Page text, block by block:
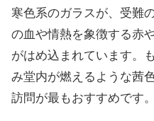
寒色系のガラスが、受難
の血や情熱を象徴する赤
がはめ込まれています。
み堂内が燃えるような茜
訪問が最もおすすめです。